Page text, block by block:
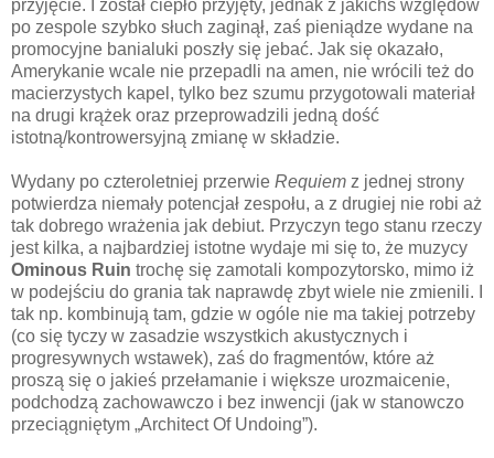
przyjęcie. I został ciepło przyjęty, jednak z jakichś względów
po zespole szybko słuch zaginął, zaś pieniądze wydane na
promocyjne banialuki poszły się jebać. Jak się okazało,
Amerykanie wcale nie przepadli na amen, nie wrócili też do
macierzystych kapel, tylko bez szumu przygotowali materiał
na drugi krążek oraz przeprowadzili jedną dość
istotną/kontrowersyjną zmianę w składzie.
Wydany po czteroletniej przerwie Requiem z jednej strony
potwierdza niemały potencjał zespołu, a z drugiej nie robi aż
tak dobrego wrażenia jak debiut. Przyczyn tego stanu rzeczy
jest kilka, a najbardziej istotne wydaje mi się to, że muzycy
Ominous Ruin trochę się zamotali kompozytorsko, mimo iż
w podejściu do grania tak naprawdę zbyt wiele nie zmienili. I
tak np. kombinują tam, gdzie w ogóle nie ma takiej potrzeby
(co się tyczy w zasadzie wszystkich akustycznych i
progresywnych wstawek), zaś do fragmentów, które aż
proszą się o jakieś przełamanie i większe urozmaicenie,
podchodzą zachowawczo i bez inwencji (jak w stanowczo
przeciągniętym „Architect Of Undoing”).